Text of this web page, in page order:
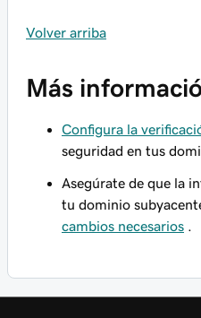
Volver arriba
Más
Configura la
seguridad en tus
Asegúrate de que la
tu dominio
cambios necesarios